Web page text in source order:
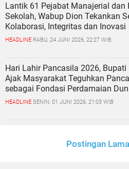
Lantik 61 Pejabat Manajerial dan
Sekolah, Wabup Dion Tekankan
Kolaborasi, Integritas dan Inovasi
HEADLINE RABU, 24 JUNI 2026, 22:27 WIB
Hari Lahir Pancasila 2026, Bupati
Ajak Masyarakat Teguhkan
sebagai Fondasi Perdamaian
HEADLINE SENIN, 01 JUNI 2026, 21:03 WIB
Postingan Lama